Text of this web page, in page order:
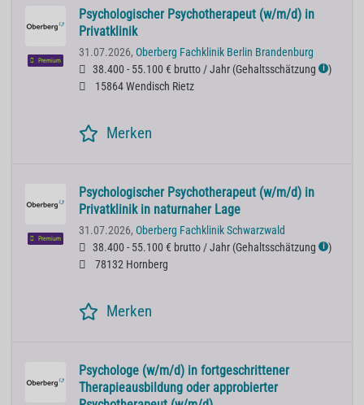
Premium
Psychologischer Psychotherapeut (w/m/d) in
Privatklinik
31.07.2026, Oberberg Fachklinik Berlin Brandenburg
38.400 - 55.100 € brutto / Jahr (Gehaltsschätzung ℹ )
15864 Wendisch Rietz
Merken
Premium
Psychologischer Psychotherapeut (w/m/d) in
Privatklinik in naturnaher Lage
31.07.2026, Oberberg Fachklinik Schwarzwald
38.400 - 55.100 € brutto / Jahr (Gehaltsschätzung ℹ )
78132 Hornberg
Merken
Psychologe (w/m/d) in fortgeschrittener
Therapieausbildung oder approbierter